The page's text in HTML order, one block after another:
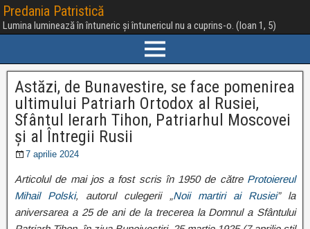
Predania Patristică
Lumina luminează în întuneric și întunericul nu a cuprins-o. (Ioan 1, 5)
Astăzi, de Bunavestire, se face pomenirea
ultimului Patriarh Ortodox al Rusiei,
Sfântul Ierarh Tihon, Patriarhul Moscovei
și al Întregii Rusii
7 aprilie 2024
Articolul de mai jos a fost scris în 1950 de către Protoiereul
Mihail Polski, autorul culegerii „Noii martiri ai Rusiei” la
aniversarea a 25 de ani de la trecerea la Domnul a Sfântului